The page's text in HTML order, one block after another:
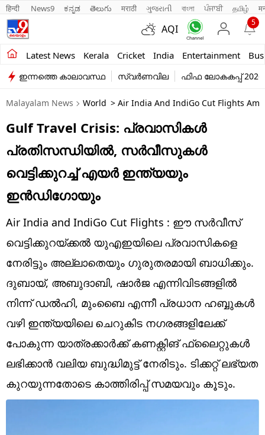
हिन्दी News9 ಕನ್ನಡ తెలుగు मराठी ગુજરાતી বাংলা ਪੰਜਾਬੀ தமிழ்
AQI
5
Latest News Kerala Cricket India Entertainment
Kerala
India
Entertainment
Business
Education
Sports
Lifestyle
world
Technology
Religion
Web Story
Photo
Short Videos
ഇന്നത്തെ കാലാവസ്ഥ സ്വർണവില ഫിഫ ലോകകപ്പ് 2026
Malayalam News World > Air India And IndiGo Cut Flights
Gulf Travel Crisis: പ്രവാസികൾ
പ്രതിസന്ധിയിൽ, സർവീസുകൾ
വെട്ടിക്കുറച്ച് എയർ ഇന്ത്യയും
ഇൻഡിഗോയും
Air India and IndiGo Cut Flights : ഈ സർവീസ്
വെട്ടിക്കുറയ്ക്കൽ യുഎഇയിലെ പ്രവാസികളെ
നേരിട്ടും അല്ലാതെയും ഗുരുതരമായി ബാധിക്കും.
ദുബായ്, അബുദാബി, ഷാർജ എന്നിവിടങ്ങളിൽ
നിന്ന് ഡൽഹി, മുംബൈ എന്നീ പ്രധാന ഹബ്ബുകൾ
വഴി ഇന്ത്യയിലെ ചെറുകിട നഗരങ്ങളിലേക്ക്
പോകുന്ന യാത്രക്കാർക്ക് കണക്റ്റിങ് ഫ്ലൈറ്റുകൾ
ലഭിക്കാൻ വലിയ ബുദ്ധിമുട്ട് നേരിടും. ടിക്കറ്റ് ലഭ്യത
കുറയുന്നതോടെ കാത്തിരിപ്പ് സമയവും കൂടും.